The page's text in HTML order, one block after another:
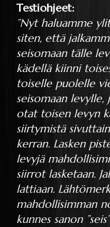
Testiohjeet:
”Nyt haluamme
siten, että
seisomaan tälle
kädellä kiinni
toiselle puolelle
seisomaan
otat toisen levyn
siirtymistä
kerran. Lasken
levyjä
siirrot lasketaan.
lattiaan.
mahdollisimman
kunnes sanon